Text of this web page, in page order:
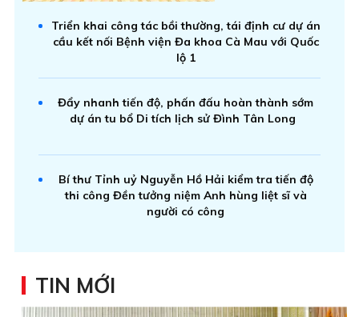
Triển khai công tác bồi thường, tái định cư dự án
cầu kết nối Bệnh viện Đa khoa Cà Mau với Quốc
lộ 1
Đẩy nhanh tiến độ, phấn đấu hoàn thành sớm
dự án tu bổ Di tích lịch sử Đình Tân Long
Bí thư Tỉnh uỷ Nguyễn Hồ Hải kiểm tra tiến độ
thi công Đền tưởng niệm Anh hùng liệt sĩ và
người có công
TIN MỚI